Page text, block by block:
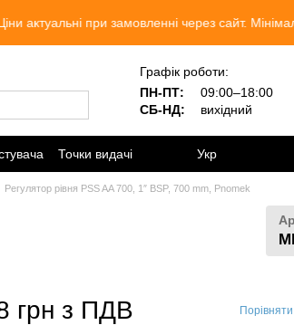
при замовленні через сайт.
Графік роботи:
ПН-ПТ:
09:00–18:00
СБ-НД:
вихідний
Точки видачі Укр
Регулятор рівня PSS AA 700, 1″ BSP, 700 mm, Pnomek
грн з ПДВ Порівняти